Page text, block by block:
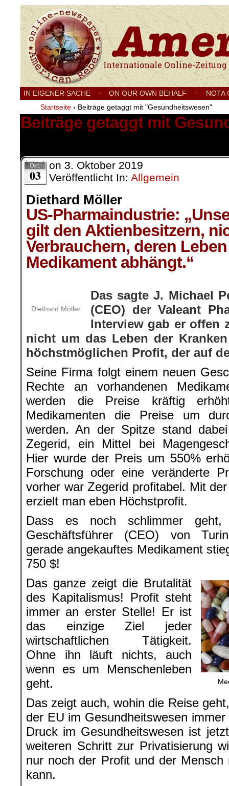
Internationale Onlinezeitung für Frieden,
IN EIGENER SACHE – ON OUR OWN BEHALF –
NOTA
Startseite › Beiträge getaggt mit "Gesundheitswesen"
Beiträge getaggt mit
Okt.
03
on 3. Oktober 2019
Veröffentlicht In: Allgemein
Diethard Möller
US-Pharmaindustrie:
gilt den Aktienbesitzern,
Verbrauchern, deren
Medikament abhängt.“
Diethard Möller
Das sagte J. Michael
(CEO) der Valeant
Interview gab er offen
nicht um das Leben der
höchstmöglichen Profit, der auf
Seine Firma folgt einem neuen
Rechte an vorhandenen
werden die Preise kräftig
Medikamenten die Preise um
werden. An der Spitze stand
Zegerid, ein Mittel bei
Hier wurde der Preis um 550%
Forschung oder eine veränderte
vorher war Zegerid profitabel. Mit
erzielt man eben Höchstprofit.
Dass es noch schlimmer geht,
Geschäftsführer (CEO) von
gerade angekauftes Medikament
750 $!
Das ganze zeigt die Brutalität
des Kapitalismus! Profit steht
immer an erster Stelle! Er ist
das einzige Ziel jeder
wirtschaftlichen Tätigkeit.
Ohne ihn läuft nichts, auch
wenn es um Menschenleben
geht.
Das zeigt auch, wohin die Reise
der EU im Gesundheitswesen
Druck im Gesundheitswesen ist
weiteren Schritt zur Privatisierung
nur noch der Profit und der
kann.